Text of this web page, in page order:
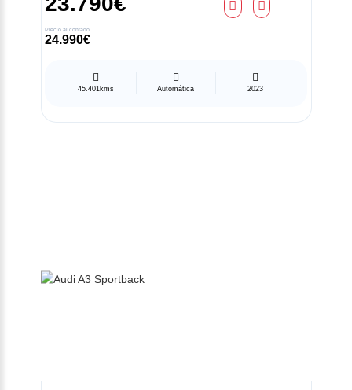
Precio al contado
24.990€
45.401kms Automática 2023